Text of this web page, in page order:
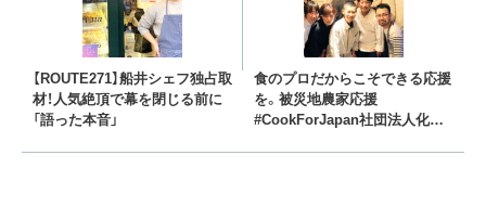
【ROUTE271】船井シェフ独占取
材！人気絶頂で幕を閉じる前に
「語った本音」
食のプロだからこそできる応援
を。被災地農家応援
#CookForJapan社団法人化を